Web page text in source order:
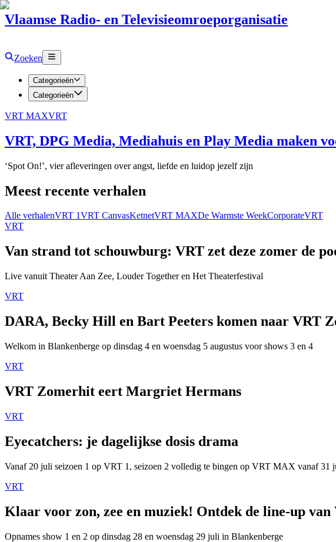
Vlaamse Radio- en Televisieomroeporganisatie
Zoeken
Categorieën
Categorieën
VRT MAXVRT
VRT, DPG Media, Mediahuis en Play Media maken
‘Spot On!’, vier afleveringen over angst, liefde en luidop jezelf zijn
Meest recente verhalen
Alle verhalenVRT 1VRT CanvasKetnetVRT MAXDe Warmste WeekCorporateVRT
VRT
Van strand tot schouwburg: VRT zet deze zomer de
Live vanuit Theater Aan Zee, Louder Together en Het Theaterfestival
VRT
DARA, Becky Hill en Bart Peeters komen naar VRT
Welkom in Blankenberge op dinsdag 4 en woensdag 5 augustus voor shows 3 en 4
VRT
VRT Zomerhit eert Margriet Hermans
VRT
Eyecatchers: je dagelijkse dosis drama
Vanaf 20 juli seizoen 1 op VRT 1, seizoen 2 volledig te bingen op VRT MAX vanaf 31
VRT
Klaar voor zon, zee en muziek! Ontdek de line-up
Opnames show 1 en 2 op dinsdag 28 en woensdag 29 juli in Blankenberge